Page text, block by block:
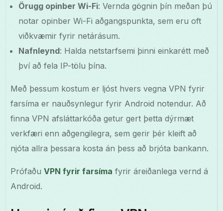
Örugg opinber Wi-Fi: Vernda gögnin þín meðan þú
notar opinber Wi-Fi aðgangspunkta, sem eru oft
viðkvæmir fyrir netárásum.
Nafnleynd: Halda netstarfsemi þinni einkarétt með
því að fela IP-tölu þína.
Með þessum kostum er ljóst hvers vegna VPN fyrir
farsíma er nauðsynlegur fyrir Android notendur. Að
finna VPN afsláttarkóða getur gert þetta dýrmæt
verkfæri enn aðgengilegra, sem gerir þér kleift að
njóta allra þessara kosta án þess að brjóta bankann.
PrófaðuVPN fyrir farsíma fyrir áreiðanlega vernd á
Android.